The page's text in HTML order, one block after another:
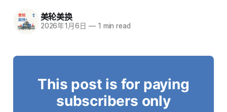
美轮美换
2026年1月6日 —1 min read
This post is for paying
subscribers only